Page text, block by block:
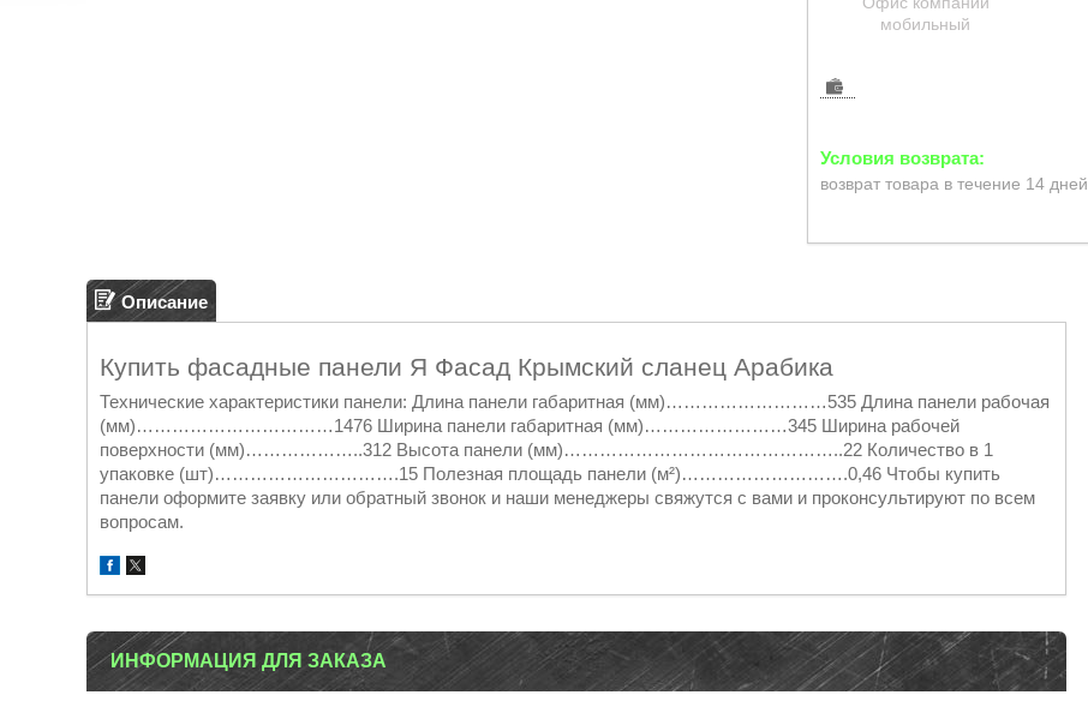
мобильный
возврат товара в течение 14 дней
Описание
Купить фасадные панели Я Фасад Крымский сланец Арабика
Технические характеристики панели: Длина панели габаритная (мм)………………………535 Длина панели рабочая
(мм)……………………………1476 Ширина панели габаритная (мм)……………………345 Ширина рабочей
поверхности (мм)………………..312 Высота панели (мм)………………………………………..22 Количество в 1
упаковке (шт)………………………….15 Полезная площадь панели (м²)……………………….0,46 Чтобы купить
панели оформите заявку или обратный звонок и наши менеджеры свяжутся с вами и проконсультируют по всем
вопросам.
ИНФОРМАЦИЯ ДЛЯ ЗАКАЗА